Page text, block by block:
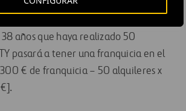
años que haya realizado 50
pasará a tener una franquicia en el
€ de franquicia – 50 alquileres x